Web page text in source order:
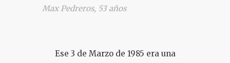
ANTECEDENTES
NOVEDADES
Max Pedreros, 53 años
Ese 3 de Marzo de 1985 era una